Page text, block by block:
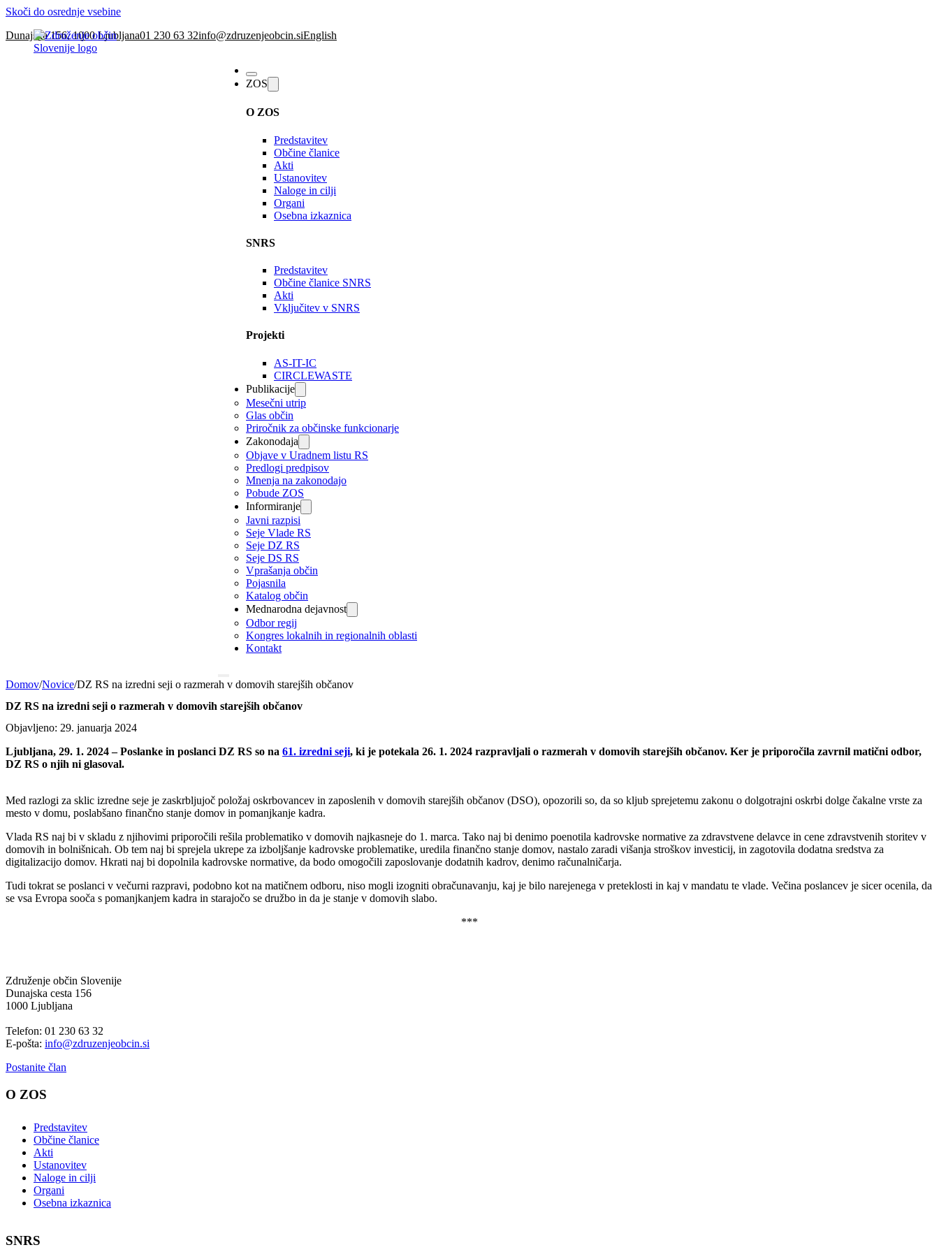
Skoči do osrednje vsebine
Dunajska 156, 1000 Ljubljana01 230 63 32info@zdruzenjeobcin.siEnglish
ZOS
O ZOS
Predstavitev
Občine članice
Akti
Ustanovitev
Naloge in cilji
Organi
Osebna izkaznica
SNRS
Predstavitev
Občine članice SNRS
Akti
Vključitev v SNRS
Projekti
AS-IT-IC
CIRCLEWASTE
Publikacije
Mesečni utrip
Glas občin
Priročnik za občinske funkcionarje
Zakonodaja
Objave v Uradnem listu RS
Predlogi predpisov
Mnenja na zakonodajo
Pobude ZOS
Informiranje
Javni razpisi
Seje Vlade RS
Seje DZ RS
Seje DS RS
Vprašanja občin
Pojasnila
Katalog občin
Mednarodna dejavnost
Odbor regij
Kongres lokalnih in regionalnih oblasti
Kontakt
Domov/Novice/DZ RS na izredni seji o razmerah v domovih starejših občanov
DZ RS na izredni seji o razmerah v domovih starejših občanov
Objavljeno: 29. januarja 2024
Ljubljana, 29. 1. 2024 – Poslanke in poslanci DZ RS so na 61. izredni seji, ki je potekala 26. 1. 2024 razpravljali o razmerah v domovih starejših občanov. Ker je priporočila zavrnil matični odbor,
DZ RS o njih ni glasoval.
Med razlogi za sklic izredne seje je zaskrbljujoč položaj oskrbovancev in zaposlenih v domovih starejših občanov (DSO), opozorili so, da so kljub sprejetemu zakonu o dolgotrajni oskrbi dolge čakalne vrste za
mesto v domu, poslabšano finančno stanje domov in pomanjkanje kadra.
Vlada RS naj bi v skladu z njihovimi priporočili rešila problematiko v domovih najkasneje do 1. marca. Tako naj bi denimo poenotila kadrovske normative za zdravstvene delavce in cene zdravstvenih storitev v
domovih in bolnišnicah. Ob tem naj bi sprejela ukrepe za izboljšanje kadrovske problematike, uredila finančno stanje domov, nastalo zaradi višanja stroškov investicij, in zagotovila dodatna sredstva za
digitalizacijo domov. Hkrati naj bi dopolnila kadrovske normative, da bodo omogočili zaposlovanje dodatnih kadrov, denimo računalničarja.
Tudi tokrat se poslanci v večurni razpravi, podobno kot na matičnem odboru, niso mogli izogniti obračunavanju, kaj je bilo narejenega v preteklosti in kaj v mandatu te vlade. Večina poslancev je sicer ocenila, da
se vsa Evropa sooča s pomanjkanjem kadra in starajočo se družbo in da je stanje v domovih slabo.
***
Združenje občin Slovenije
Dunajska cesta 156
1000 Ljubljana
Telefon: 01 230 63 32
E-pošta: info@zdruzenjeobcin.si
Postanite član
O ZOS
Predstavitev
Občine članice
Akti
Ustanovitev
Naloge in cilji
Organi
Osebna izkaznica
SNRS